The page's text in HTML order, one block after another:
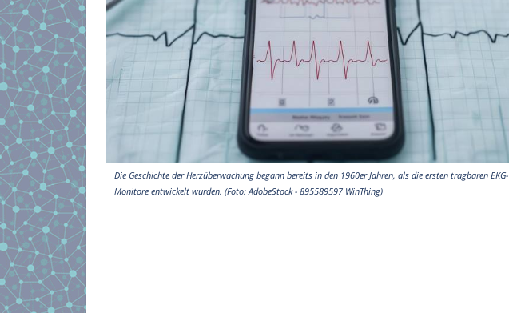
Die Geschichte der Herzüberwachung begann bereits in den 1960er Jahren, als die ersten tragbaren EKG-
Monitore entwickelt wurden. (Foto: AdobeStock - 895589597 WinThing)